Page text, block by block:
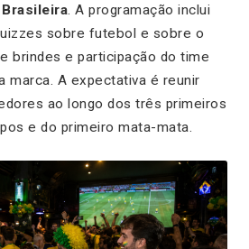
. A programação inclui
sobre futebol e sobre o
brindes e participação do time
marca. A expectativa é reunir
ao longo dos três primeiros
e do primeiro mata-mata.